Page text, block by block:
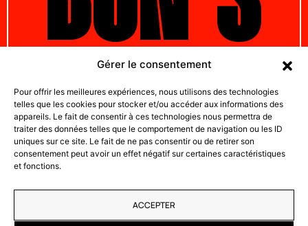
Gérer le consentement
Pour offrir les meilleures expériences, nous utilisons des technologies
telles que les cookies pour stocker et/ou accéder aux informations des
appareils. Le fait de consentir à ces technologies nous permettra de
traiter des données telles que le comportement de navigation ou les ID
uniques sur ce site. Le fait de ne pas consentir ou de retirer son
consentement peut avoir un effet négatif sur certaines caractéristiques
et fonctions.
ACCEPTER
BAKER
MENTIONS LÉGALES
CGV FAQ ACTUALITES